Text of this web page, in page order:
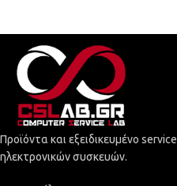
Προϊόντα και εξειδικευμένο service
ηλεκτρονικών συσκευών.